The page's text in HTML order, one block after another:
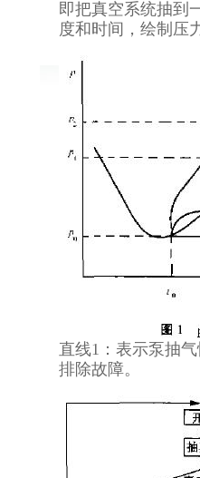
即把真空系统抽到
度和时间，绘制压
直线1：表示泵抽
排除故障。